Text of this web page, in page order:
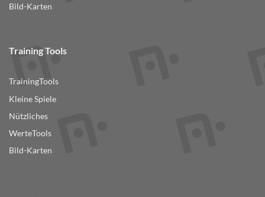
Bild-Karten
Training Tools
TrainingTools
Kleine Spiele
Nützliches
WerteTools
Bild-Karten